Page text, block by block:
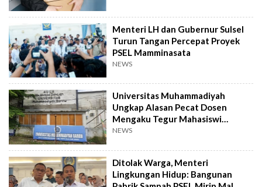
Menteri LH dan Gubernur Sulsel
Turun Tangan Percepat Proyek
PSEL Mamminasata
NEWS
Universitas Muhammadiyah
Ungkap Alasan Pecat Dosen
Mengaku Tegur Mahasiswi
Berpakaian Ketat
NEWS
Ditolak Warga, Menteri
Lingkungan Hidup: Bangunan